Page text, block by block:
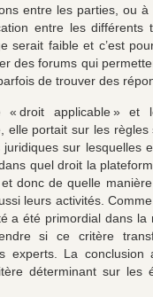
entre les parties, ou
entre les différents
serait faible et c’est
des forums qui
de trouver des
droit applicable » et
elle portait sur les règles
sur lesquelles
quel droit la
donc de quelle
leurs activités. Comme
a été primordial dans la
si ce critère
experts. La
déterminant sur les